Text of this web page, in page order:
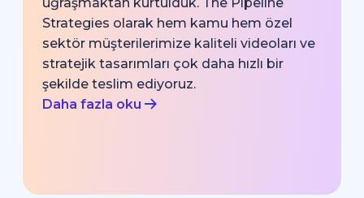
Strategies olarak hem kamu hem özel
sektör müşterilerimize kaliteli videoları ve
stratejik tasarımları çok daha hızlı bir
şekilde teslim ediyoruz.
Daha fazla oku